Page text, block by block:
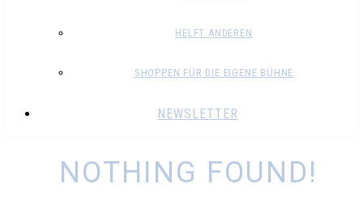
HELFT ANDEREN
SHOPPEN FÜR DIE EIGENE BÜHNE
NEWSLETTER
NOTHING FOUND!